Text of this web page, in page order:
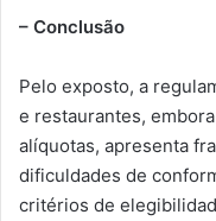
– Conclusão
Pelo exposto, a
e restaurantes,
alíquotas, apresenta
dificuldades de
critérios de